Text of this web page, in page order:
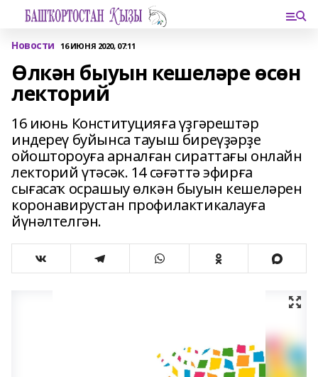
Новости 16 ИЮНЯ 2020, 07:11
Өлкән быуын кешеләре өсөн
лекторий
16 июнь Конституцияға үҙгәрештәр
индереү буйынса тауыш биреүҙәрҙе
ойоштороуға арналған сираттағы онлайн
лекторий үтәсәк. 14 сәғәттә эфирға
сығасаҡ осрашыу өлкән быуын кешеләрен
коронавирустан профилактикалауға
йүнәлтелгән.